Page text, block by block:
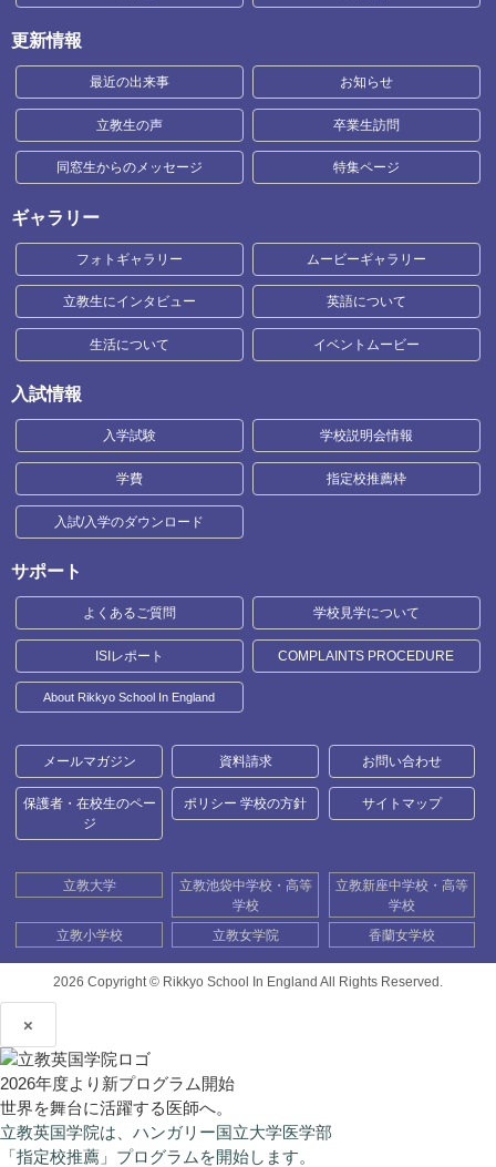
更新情報
最近の出来事 お知らせ
立教生の声 卒業生訪問
同窓生からのメッセージ 特集ページ
ギャラリー
フォトギャラリー ムービーギャラリー
立教生にインタビュー 英語について
生活について イベントムービー
入試情報
入学試験 学校説明会情報
学費 指定校推薦枠
入試/入学のダウンロード
サポート
よくあるご質問 学校見学について
ISIレポート COMPLAINTS PROCEDURE
About Rikkyo School In England
メールマガジン 資料請求 お問い合わせ
保護者・在校生のペー
ジ
ポリシー 学校の方針 サイトマップ
立教大学
立教池袋中学校・高等
学校
立教新座中学校・高等
学校
立教小学校
立教女学院 香蘭女学校
2026 Copyright © Rikkyo School In England All Rights Reserved.
×
2026年度より新プログラム開始
世界を舞台に活躍する医師へ。
立教英国学院は、ハンガリー国立大学医学部
「指定校推薦」プログラムを開始します。